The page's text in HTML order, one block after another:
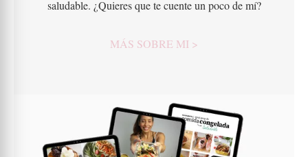
saludable. ¿Quieres que te cuente un poco de mí?
MÁS SOBRE MI >